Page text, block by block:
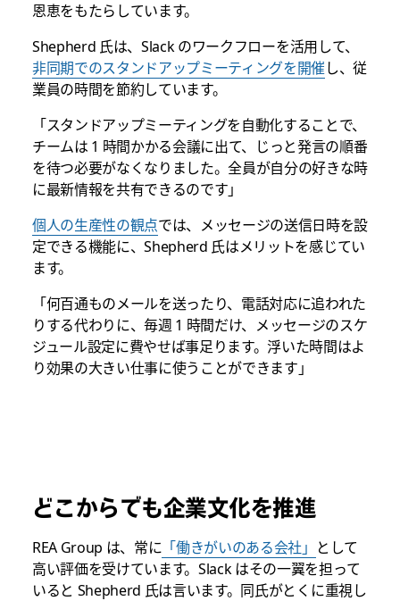
恩恵をもたらしています。
Shepherd 氏は、Slack のワークフローを活用して、
非同期でのスタンドアップミーティングを開催し、従
業員の時間を節約しています。
「スタンドアップミーティングを自動化することで、
チームは 1 時間かかる会議に出て、じっと発言の順番
を待つ必要がなくなりました。全員が自分の好きな時
に最新情報を共有できるのです」
個人の生産性の観点では、メッセージの送信日時を設
定できる機能に、Shepherd 氏はメリットを感じてい
ます。
「何百通ものメールを送ったり、電話対応に追われた
りする代わりに、毎週 1 時間だけ、メッセージのスケ
ジュール設定に費やせば事足ります。浮いた時間はよ
り効果の大きい仕事に使うことができます」
どこからでも企業文化を推進
REA Group は、常に 「働きがいのある会社」 として
高い評価を受けています。Slack はその一翼を担って
いると Shepherd 氏は言います。同氏がとくに重視し